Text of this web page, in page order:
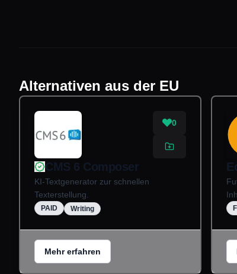
Alternativen aus der EU
0
CMS 6 Composer
KI-Textgenerator zur schnellen
Texterstellung.
PAID Writing
Mehr erfahren